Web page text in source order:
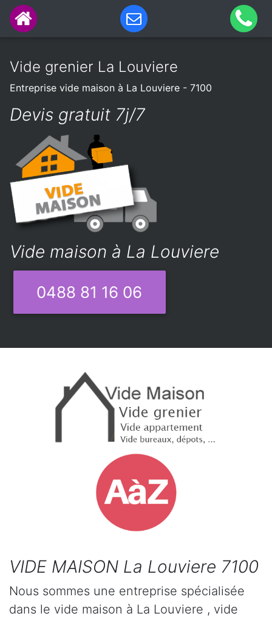
Vide grenier La Louviere
Entreprise vide maison à La Louviere - 7100
Devis gratuit 7j/7
Vide maison à La Louviere
0488 81 16 06
VIDE MAISON La Louviere 7100
Nous sommes une entreprise spécialisée
dans le vide maison à La Louviere , vide